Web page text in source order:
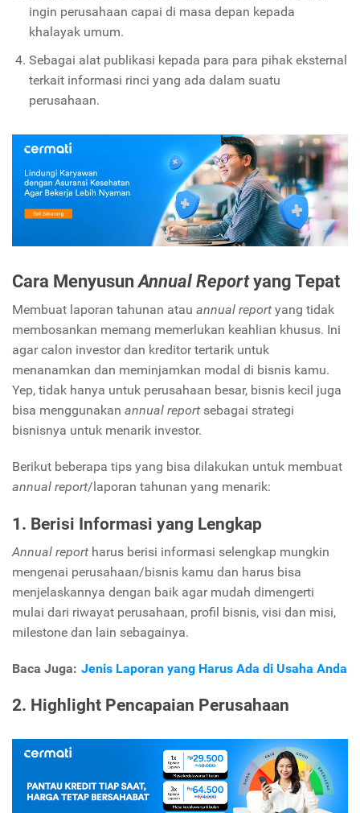
ingin perusahaan capai di masa depan kepada
khalayak umum.
Sebagai alat publikasi kepada para para pihak eksternal
terkait informasi rinci yang ada dalam suatu
perusahaan.
Cara MenyusunAnnual Reportyang Tepat
Membuat laporan tahunan atau annual report yang tidak
membosankan memang memerlukan keahlian khusus. Ini
agar calon investor dan kreditor tertarik untuk
menanamkan dan meminjamkan modal di bisnis kamu.
Yep, tidak hanya untuk perusahaan besar, bisnis kecil juga
bisa menggunakan annual report sebagai strategi
bisnisnya untuk menarik investor.
Berikut beberapa tips yang bisa dilakukan untuk membuat
annual report/laporan tahunan yang menarik:
1. Berisi Informasi yang Lengkap
Annual report harus berisi informasi selengkap mungkin
mengenai perusahaan/bisnis kamu dan harus bisa
menjelaskannya dengan baik agar mudah dimengerti
mulai dari riwayat perusahaan, profil bisnis, visi dan misi,
milestone dan lain sebagainya.
Baca Juga: Jenis Laporan yang Harus Ada di Usaha Anda
2. Highlight Pencapaian Perusahaan